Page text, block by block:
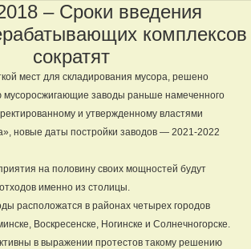
– Сроки введения
комплексов
сократят
мест для складирования мусора, решено
мусоросжигающие заводы раньше намеченного
и утвержденному властями
новые даты постройки заводов — 2021-2022
на половину своих мощностей будут
именно из столицы.
расположатся в районах четырех городов
Воскресенске, Ногинске и Солнечногорске.
в выражении протестов такому решению